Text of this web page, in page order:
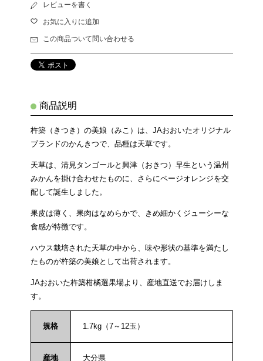
レビューを書く
お気に入りに追加
この商品ついて問い合わせる
商品説明
杵築（きつき）の美娘（みこ）は、JAおおいたオリジナル
ブランドのかんきつで、品種は天草です。
天草は、清見タンゴールと興津（おきつ）早生という温州
みかんを掛け合わせたものに、さらにページオレンジを交
配して誕生しました。
果皮は薄く、果肉はなめらかで、きめ細かくジューシーな
食感が特徴です。
ハウス栽培された天草の中から、味や形状の基準を満たし
たものが杵築の美娘として出荷されます。
JAおおいた杵築柑橘選果場より、産地直送でお届けしま
す。
規格 1.7kg（7～12玉）
産地 大分県